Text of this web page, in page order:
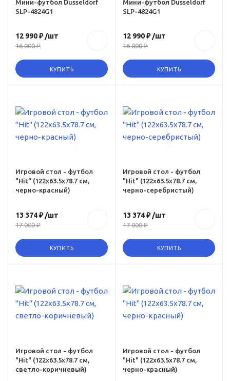
Мини-футбол Dusseldorf
SLP-4824G1
12 990 ₽/шт
16 000 ₽
КУПИТЬ
Мини-футбол Dusseldorf
SLP-4824G1
12 990 ₽/шт
16 000 ₽
КУПИТЬ
Игровой стол - футбол
"Hit" (122x63.5x78.7 см,
черно-красный)
13 374 ₽/шт
17 000 ₽
КУПИТЬ
https:,
www.omegagym.ru,
product, igrovoy-
122x635x787-sm-
cherno-serebristyy
Игровой стол - футбол
"Hit" (122x63.5x78.7 см,
черно-серебристый)
13 374 ₽/шт
17 000 ₽
КУПИТЬ
Игровой стол - футбол
"Hit" (122x63.5x78.7 см,
светло-коричневый)
Игровой стол - футбол
"Hit" (122x63.5x78.7 см,
черно-красный)